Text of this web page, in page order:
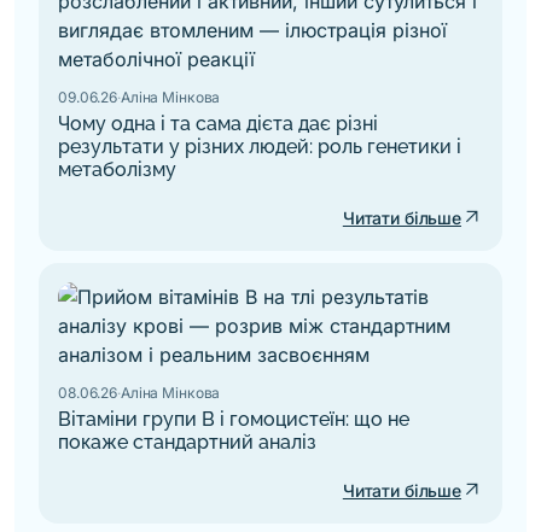
09.06.26·Аліна Мінкова
Чому одна і та сама дієта дає різні
результати у різних людей: роль генетики і
метаболізму
Читати більше arrow_outward
08.06.26·Аліна Мінкова
Вітаміни групи B і гомоцистеїн: що не
покаже стандартний аналіз
Читати більше arrow_outward